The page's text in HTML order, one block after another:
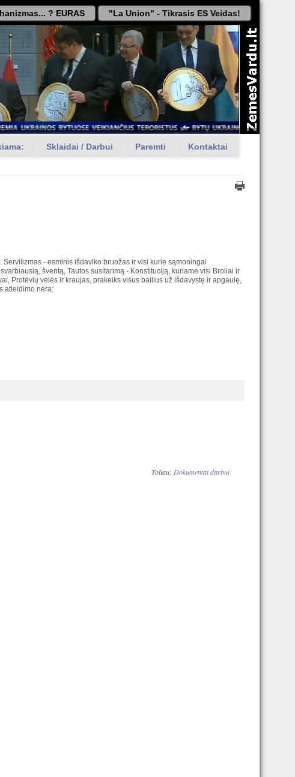
? EURAS "La Union" - Tikrasis ES Veidas!
Sklaidai / Darbui Paremti Kontaktai
- esminis išdaviko bruožas ir visi kurie sąmoningai
šventą, Tautos susitarimą - Konstituciją, kuriame visi Broliai ir
Protėvių vėlės ir kraujas, prakeiks visus bailius už išdavystę ir apgaulę,
atleidimo nėra:
Toliau: Dokumentai darbui